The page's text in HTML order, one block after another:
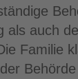
als auch
Familie